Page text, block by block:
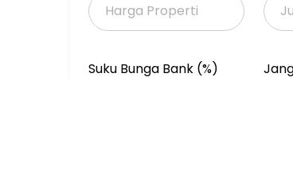
Suku Bunga Bank (%)